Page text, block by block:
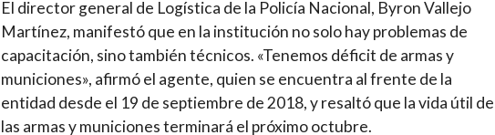
El director general de Logística de la Policía Nacional, Byron Vallejo
Martínez, manifestó que en la institución no solo hay problemas de
capacitación, sino también técnicos. «Tenemos déficit de armas y
municiones», afirmó el agente, quien se encuentra al frente de la
entidad desde el 19 de septiembre de 2018, y resaltó que la vida útil de
las armas y municiones terminará el próximo octubre.